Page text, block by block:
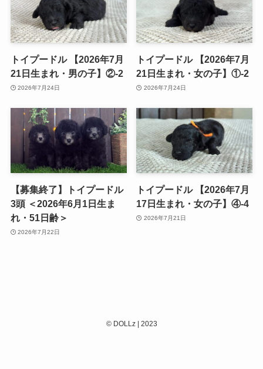
トイプードル 【2026年7月
21日生まれ・男の子】②-2
2026年7月24日
トイプードル 【2026年7月
21日生まれ・女の子】①-2
2026年7月24日
【募集終了】トイプードル
3頭 ＜2026年6月1日生ま
れ・51日齢＞
2026年7月22日
トイプードル 【2026年7月
17日生まれ・女の子】④-4
2026年7月21日
©DOLLz | 2023